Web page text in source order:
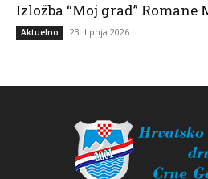
Izložba “Moj grad”
Aktuelno 23. lipnja 2026.